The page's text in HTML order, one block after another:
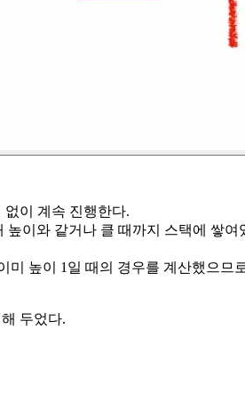
이 계속 진행한다.
이와 같거나 클 때까지 스택에 쌓
높이 1일 때의 경우를 계산했으므
두었다.